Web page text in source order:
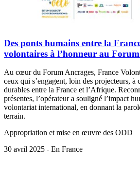
Des ponts humains entre la
volontaires à l’honneur au
Au cœur du Forum Ancrages, France
ceux qui s’engagent, loin des projecteurs, à
durables entre la France et l’Afrique.
présentes, l’opérateur a souligné l’impact
volontariat international, en donnant la
terrain.
Appropriation et mise en œuvre des ODD
30 avril 2025 - En France